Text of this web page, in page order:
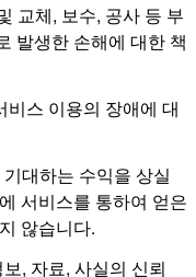
교체, 보수, 공사 등 부
발생한 손해에 대한 책
스 이용의 장애에 대
대하는 수익을 상실
서비스를 통하여 얻은
않습니다.
, 자료, 사실의 신뢰